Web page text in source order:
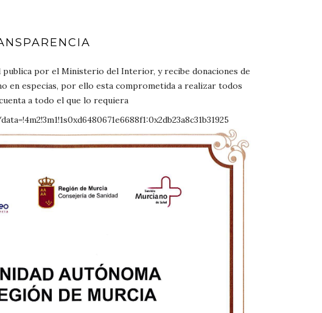
publica por el Ministerio del Interior, y recibe donaciones de
en especias, por ello esta comprometida a realizar todos
a todo el que lo requiera